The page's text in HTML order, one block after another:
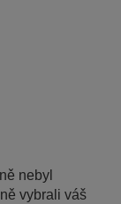
nebyl
vybrali váš